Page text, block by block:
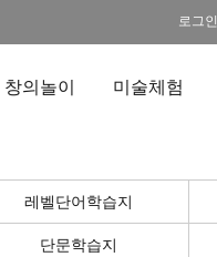
로그인
창의놀이 미술체험
레벨단어학습지
단문학습지